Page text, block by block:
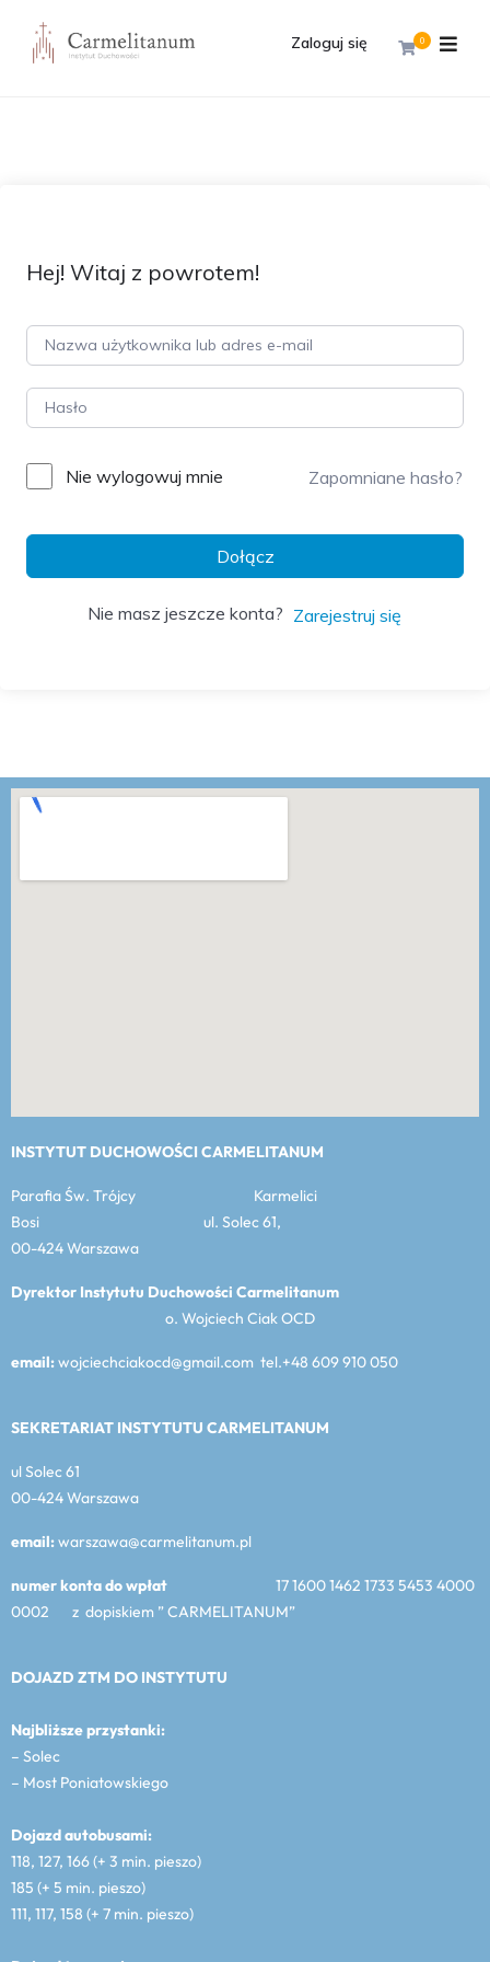
0
Zaloguj się
Hej! Witaj z powrotem!
Nie wylogowuj mnie Zapomniane hasło?
Dołącz
Nie masz jeszcze konta? Zarejestruj się
INSTYTUT DUCHOWOŚCI CARMELITANUM
Parafia Św. Trójcy Karmelici
Bosi ul. Solec 61,
00-424 Warszawa
Dyrektor Instytutu Duchowości Carmelitanum
o. Wojciech Ciak OCD
email:wojciechciakocd@gmail.com tel.+48 609 910 050
SEKRETARIAT INSTYTUTU CARMELITANUM
ul Solec 61
00-424 Warszawa
email:warszawa@carmelitanum.pl
numer konta do wpłat 17 1600 1462 1733 5453 4000
0002 z dopiskiem ” CARMELITANUM”
DOJAZD ZTM DO INSTYTUTU
Najbliższe przystanki:
– Solec
– Most Poniatowskiego
Dojazd autobusami:
118, 127, 166 (+ 3 min. pieszo)
185 (+ 5 min. pieszo)
111, 117, 158 (+ 7 min. pieszo)